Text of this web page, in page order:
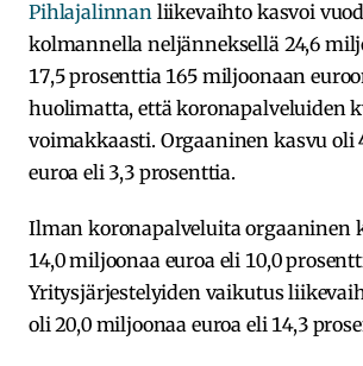
Pihlajalinnan liikevaihto kasvoi
kolmannella neljänneksellä 24,6
17,5 prosenttia 165 miljoonaan
huolimatta, että koronapalveluiden
voimakkaasti. Orgaaninen kasvu oli
euroa eli 3,3 prosenttia.
Ilman koronapalveluita orgaaninen
14,0 miljoonaa euroa eli 10,0
Yritysjärjestelyiden vaikutus
oli 20,0 miljoonaa euroa eli 14,3